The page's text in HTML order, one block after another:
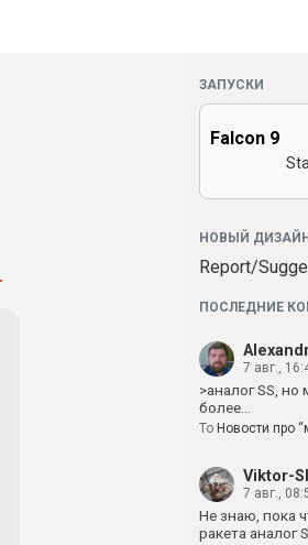
ЗАПУСКИ
Falcon 9
НОВЫЙ ДИЗАЙН
Report/
ПОСЛЕДНИЕ
7 авг.,
>аналог SS,
более…
To Новости про
Viktor-
7 авг.,
Не знаю, пока
ракета аналог